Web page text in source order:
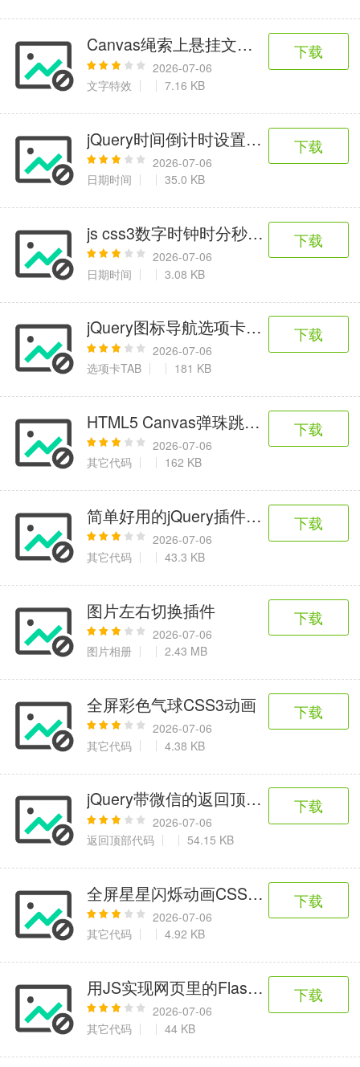
Canvas绳索上悬挂文字动画特效
2026-07-06
文字特效
7.16 KB
下载
jQuery时间倒计时设置插件
2026-07-06
日期时间
35.0 KB
下载
js css3数字时钟时分秒代码
2026-07-06
日期时间
3.08 KB
下载
jQuery图标导航选项卡切换代码
2026-07-06
选项卡TAB
181 KB
下载
HTML5 Canvas弹珠跳动加载特效
2026-07-06
其它代码
162 KB
下载
简单好用的jQuery插件——Tdrag.js可
2026-07-06
其它代码
43.3 KB
下载
图片左右切换插件
2026-07-06
图片相册
2.43 MB
下载
全屏彩色气球CSS3动画
2026-07-06
其它代码
4.38 KB
下载
jQuery带微信的返回顶部代码
2026-07-06
返回顶部代码
54.15 KB
下载
全屏星星闪烁动画CSS3特效
2026-07-06
其它代码
4.92 KB
下载
用JS实现网页里的Flash全屏功能
2026-07-06
其它代码
44 KB
下载